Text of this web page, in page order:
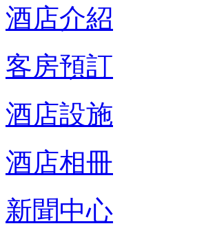
酒店介紹
客房預訂
酒店設施
酒店相冊
新聞中心